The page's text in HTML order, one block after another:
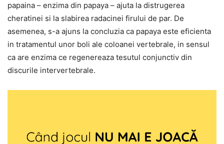
papaina – enzima din papaya – ajuta la distrugerea
cheratinei si la slabirea radacinei firului de par. De
asemenea, s-a ajuns la concluzia ca papaya este eficienta
in tratamentul unor boli ale coloanei vertebrale, in sensul
ca are enzima ce regenereaza tesutul conjunctiv din
discurile intervertebrale.